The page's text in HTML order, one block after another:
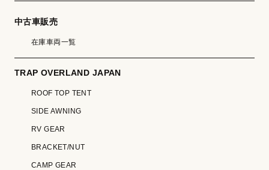
中古車販売
在庫車両一覧
TRAP OVERLAND JAPAN
ROOF TOP TENT
SIDE AWNING
RV GEAR
BRACKET/NUT
CAMP GEAR